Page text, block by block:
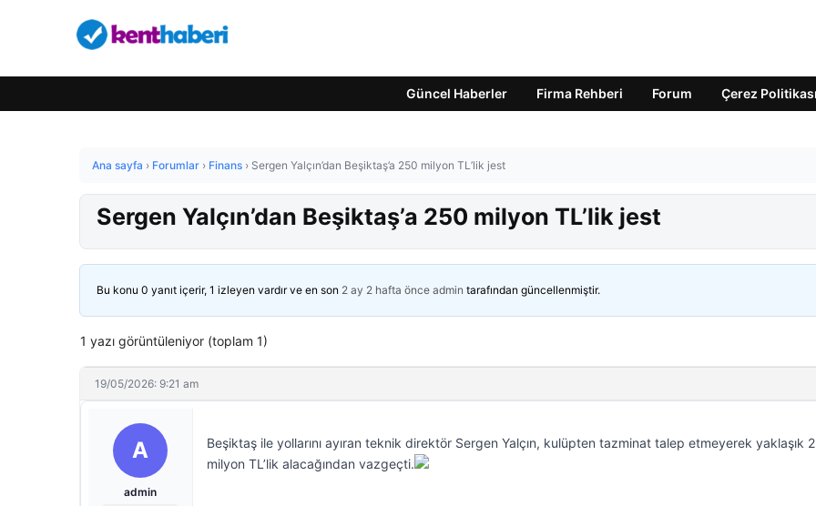
Güncel Haberler Firma Rehberi Forum Çerez Politikası
Ana sayfa › Forumlar › Finans › Sergen Yalçın’dan Beşiktaş’a 250 milyon TL’lik jest
Sergen Yalçın’dan Beşiktaş’a 250 milyon TL’lik jest
Bu konu 0 yanıt içerir, 1 izleyen vardır ve en son 2 ay 2 hafta önce admin tarafından güncellenmiştir.
1 yazı görüntüleniyor (toplam 1)
19/05/2026: 9:21 am
A
admin
Beşiktaş ile yollarını ayıran teknik direktör Sergen Yalçın, kulüpten tazminat talep etmeyerek yaklaşık
milyon TL’lik alacağından vazgeçti.